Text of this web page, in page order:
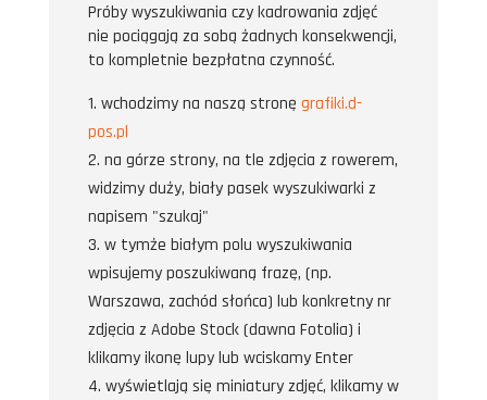
Próby wyszukiwania czy kadrowania zdjęć
nie pociągają za sobą żadnych konsekwencji,
to kompletnie bezpłatna czynność.
wchodzimy na naszą stronę grafiki.d-
pos.pl
na górze strony, na tle zdjęcia z rowerem,
widzimy duży, biały pasek wyszukiwarki z
napisem "szukaj"
w tymże białym polu wyszukiwania
wpisujemy poszukiwaną frazę, (np.
Warszawa, zachód słońca) lub konkretny nr
zdjęcia z Adobe Stock (dawna Fotolia) i
klikamy ikonę lupy lub wciskamy Enter
wyświetlają się miniatury zdjęć, klikamy w